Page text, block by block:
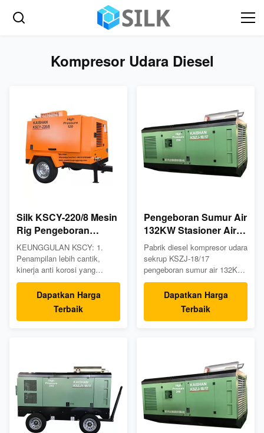
Kompresor Udara Diesel
Silk KSCY-220/8 Mesin
Rig Pengeboran
Kompresor Udara
Diesel Portabel
KEUNGGULAN KSCY: 1.
Penampilan lebih cantik,
kinerja anti korosi yang
unggul. 2. Pipa knalpot diatur
pada posisi ekor, lebih ramah
lingkungan. 3. Posisi bagian
dan struktur sistem jalan lebih
Dapatkan Harga
Terbaik
Pengeboran Sumur Air
132KW Stasioner Air
Compressor Screw
Type 18m3 / Min
Pabrik diesel kompresor udara
sekrup KSZJ-18/17
pengeboran sumur air 132KW
kompresor udara stasioner
kompresor udara sekrup
Kompresor udara sekrup
stasioner diesel, yang banyak
kapal, konstruksi perkotaan,
Dapatkan Harga
Terbaik